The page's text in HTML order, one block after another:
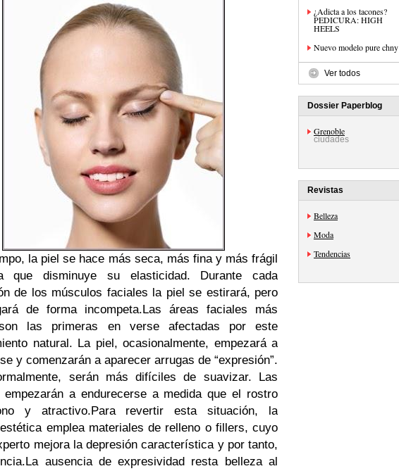
la piel se hace más seca, más fina y más frágil
que disminuye su elasticidad. Durante cada
de los músculos faciales la piel se estirará, pero
de forma incompeta.Las áreas faciales más
las primeras en verse afectadas por este
natural. La piel, ocasionalmente, empezará a
y comenzarán a aparecer arrugas de “expresión”.
serán más difíciles de suavizar. Las
empezarán a endurecerse a medida que el rostro
y atractivo.Para revertir esta situación, la
emplea materiales de relleno o fillers, cuyo
mejora la depresión característica y por tanto,
La ausencia de expresividad resta belleza al
¿Adicta a los tacones?
PEDICURA: HIGH
HEELS
Nuevo modelo pure chny
Ver todos
Dossier Paperblog
Grenoble
ciudades
Revistas
Belleza
Moda
Tendencias